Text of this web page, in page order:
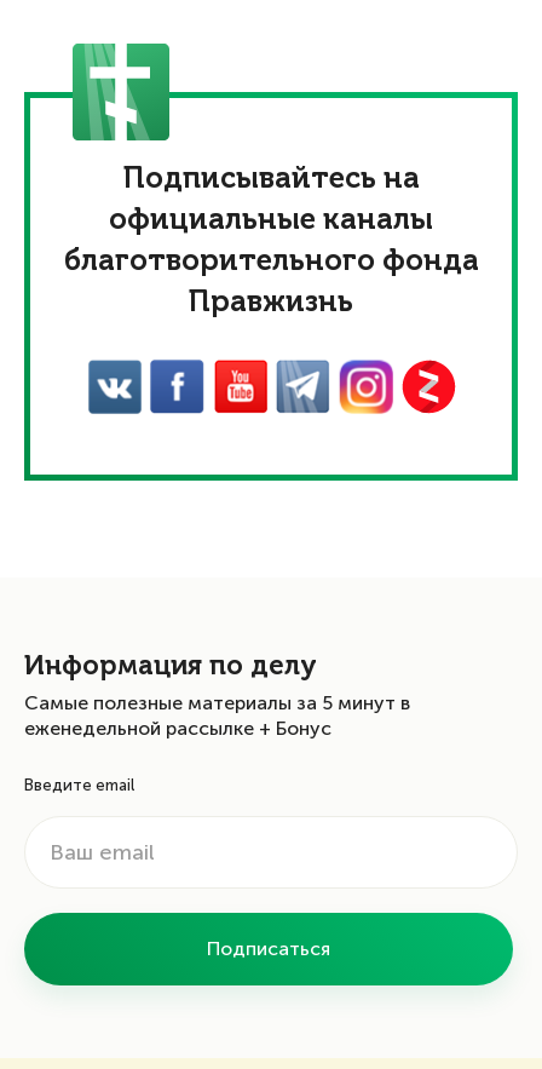
Подписывайтесь на
официальные каналы
благотворительного фонда
Правжизнь
Информация по делу
Самые полезные материалы за 5 минут в
еженедельной рассылке + Бонус
Введите email
Подписаться